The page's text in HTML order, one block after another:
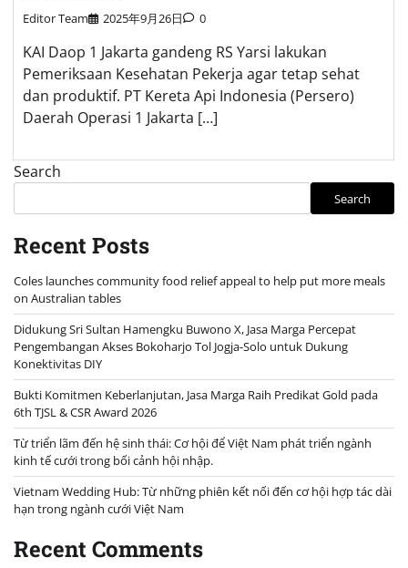
Editor Team 2025年9月26日 0
KAI Daop 1 Jakarta gandeng RS Yarsi lakukan
Pemeriksaan Kesehatan Pekerja agar tetap sehat
dan produktif. PT Kereta Api Indonesia (Persero)
Daerah Operasi 1 Jakarta […]
Search
Search
Recent Posts
Coles launches community food relief appeal to help put more meals
on Australian tables
Didukung Sri Sultan Hamengku Buwono X, Jasa Marga Percepat
Pengembangan Akses Bokoharjo Tol Jogja-Solo untuk Dukung
Konektivitas DIY
Bukti Komitmen Keberlanjutan, Jasa Marga Raih Predikat Gold pada
6th TJSL & CSR Award 2026
Từ triển lãm đến hệ sinh thái: Cơ hội để Việt Nam phát triển ngành
kinh tế cưới trong bối cảnh hội nhập.
Vietnam Wedding Hub: Từ những phiên kết nối đến cơ hội hợp tác dài
hạn trong ngành cưới Việt Nam
Recent Comments